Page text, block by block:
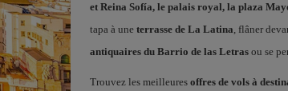
et Reina Sofía, le palais royal, la plaza
tapa à une terrasse de La Latina, flâner
antiquaires du Barrio de las Letrasou se
Trouvez les meilleures offres de vols à